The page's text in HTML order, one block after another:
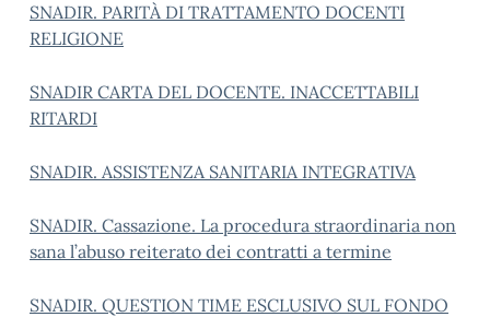
SNADIR. PARITÀ DI TRATTAMENTO DOCENTI
RELIGIONE
SNADIR CARTA DEL DOCENTE. INACCETTABILI
RITARDI
SNADIR. ASSISTENZA SANITARIA INTEGRATIVA
SNADIR. Cassazione. La procedura straordinaria non
sana l’abuso reiterato dei contratti a termine
SNADIR. QUESTION TIME ESCLUSIVO SUL FONDO